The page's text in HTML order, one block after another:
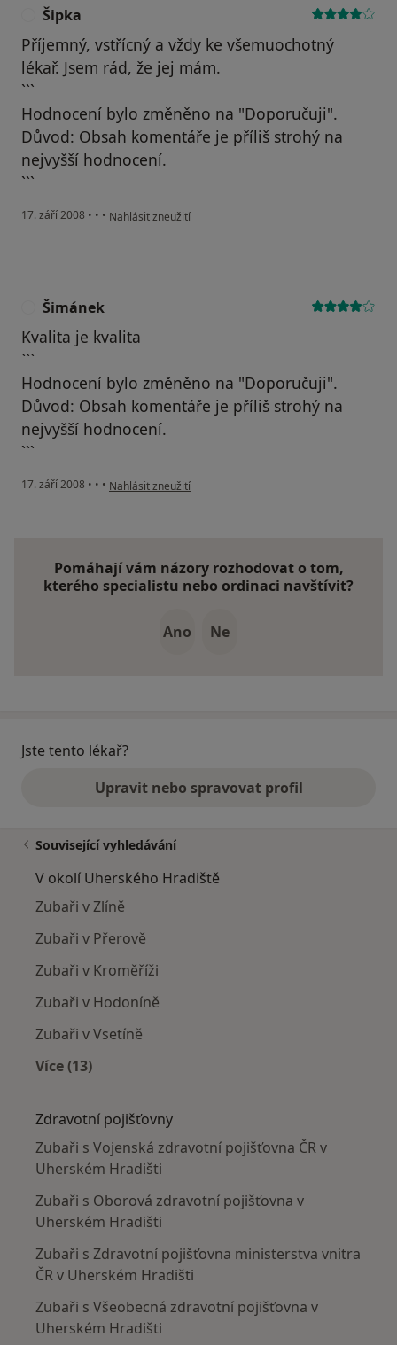
Šipka
Příjemný, vstřícný a vždy ke všemuochotný
lékař. Jsem rád, že jej mám.
```
Hodnocení bylo změněno na "Doporučuji".
Důvod: Obsah komentáře je příliš strohý na
nejvyšší hodnocení.
```
17. září 2008 • • • podle názoru uživatele Šipka
Nahlásit zneužití
Šimánek
Kvalita je kvalita
```
Hodnocení bylo změněno na "Doporučuji".
Důvod: Obsah komentáře je příliš strohý na
nejvyšší hodnocení.
```
17. září 2008 • • • podle názoru uživatele Šimánek
Nahlásit zneužití
Pomáhají vám názory rozhodovat o tom,
kterého specialistu nebo ordinaci navštívit?
Ano Ne
Jste tento lékař?
Upravit nebo spravovat profil
Související vyhledávání
V okolí Uherského Hradiště
Zubaři v Zlíně
Zubaři v Přerově
Zubaři v Kroměříži
Zubaři v Hodoníně
Zubaři v Vsetíně
Více (13)
Zdravotní pojišťovny
Zubaři s Vojenská zdravotní pojišťovna ČR v
Uherském Hradišti
Zubaři s Oborová zdravotní pojišťovna v
Uherském Hradišti
Zubaři s Zdravotní pojišťovna ministerstva vnitra
ČR v Uherském Hradišti
Zubaři s Všeobecná zdravotní pojišťovna v
Uherském Hradišti